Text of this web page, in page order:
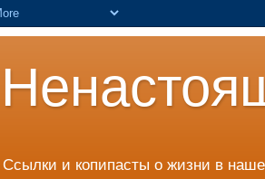
Ссылки и копипасты о жизни в наше